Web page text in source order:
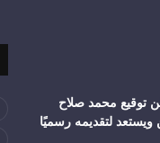
توقيع محمد صلاح
لتقديمه رسميًا